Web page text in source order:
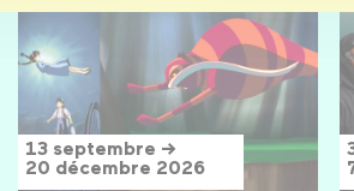
13 septembre →
20 décembre 2026